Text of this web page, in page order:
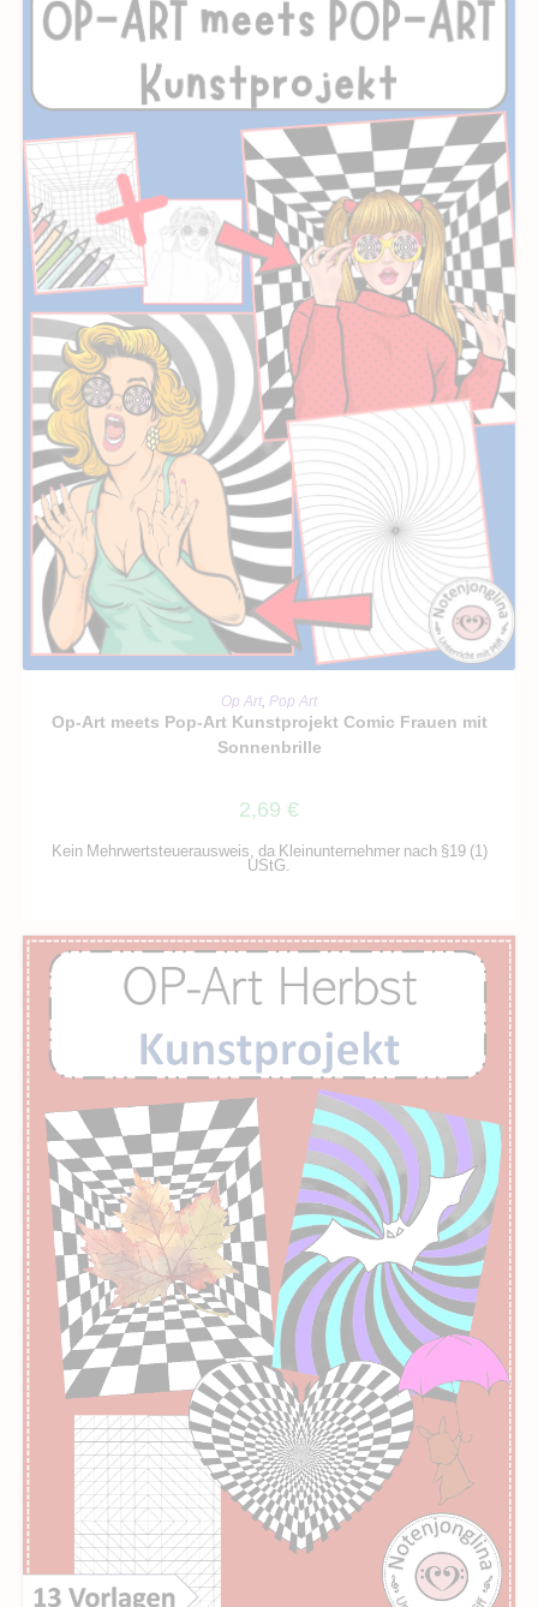
IN DEN WARENKORB
Op Art, Pop Art
Op-Art meets Pop-Art Kunstprojekt Comic Frauen mit
Sonnenbrille
2,69 €
Kein Mehrwertsteuerausweis, da Kleinunternehmer nach §19 (1)
UStG.